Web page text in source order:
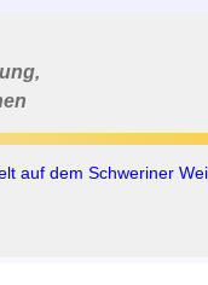
auf dem Schweriner